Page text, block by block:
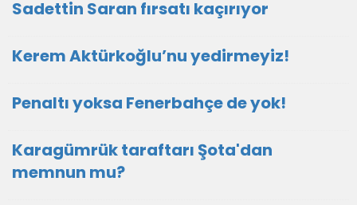
Sadettin Saran fırsatı kaçırıyor
Kerem Aktürkoğlu’nu yedirmeyiz!
Penaltı yoksa Fenerbahçe de yok!
Karagümrük taraftarı Şota'dan
memnun mu?